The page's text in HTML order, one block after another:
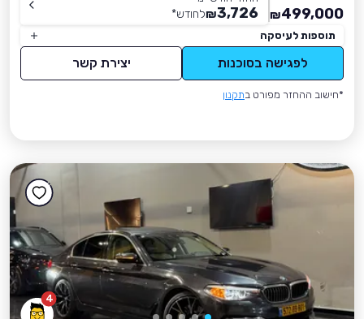
499,000
₪
3,726
₪לחודש*
תוספות לעיסקה
לפגישה בסוכנות יצירת קשר
*חישוב ההחזר מפורט בתקנון
4